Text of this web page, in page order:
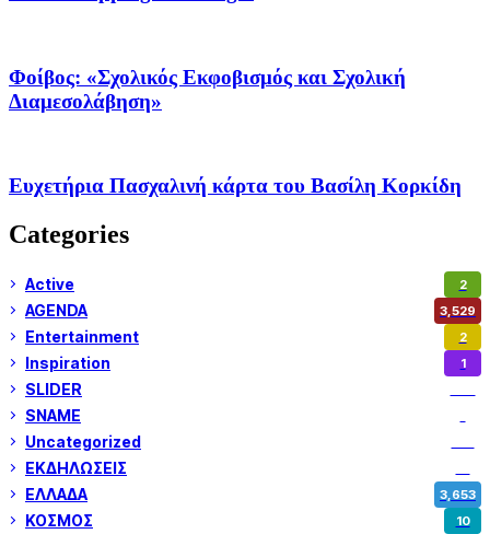
Φοίβος: «Σχολικός Εκφοβισμός και Σχολική
Διαμεσολάβηση»
Ευχετήρια Πασχαλινή κάρτα του Βασίλη Κορκίδη
Categories
Active 2
AGENDA 3,529
Entertainment 2
Inspiration 1
SLIDER
SNAME
Uncategorized
ΕΚΔΗΛΩΣΕΙΣ
ΕΛΛΑΔΑ 3,653
ΚΟΣΜΟΣ 10